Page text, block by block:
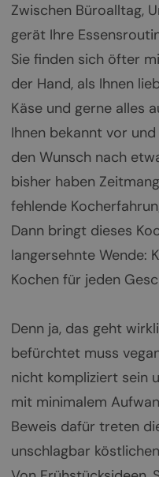
Zwischen Büroalltag,
gerät Ihre
Sie finden sich öfter
der Hand, als Ihnen
Käse und gerne alles
Ihnen bekannt vor
den Wunsch nach
bisher haben
fehlende
Dann bringt dieses
langersehnte Wende:
Kochen für jeden
Denn ja, das geht
befürchtet muss
nicht kompliziert sein
mit minimalem
Beweis dafür treten
unschlagbar